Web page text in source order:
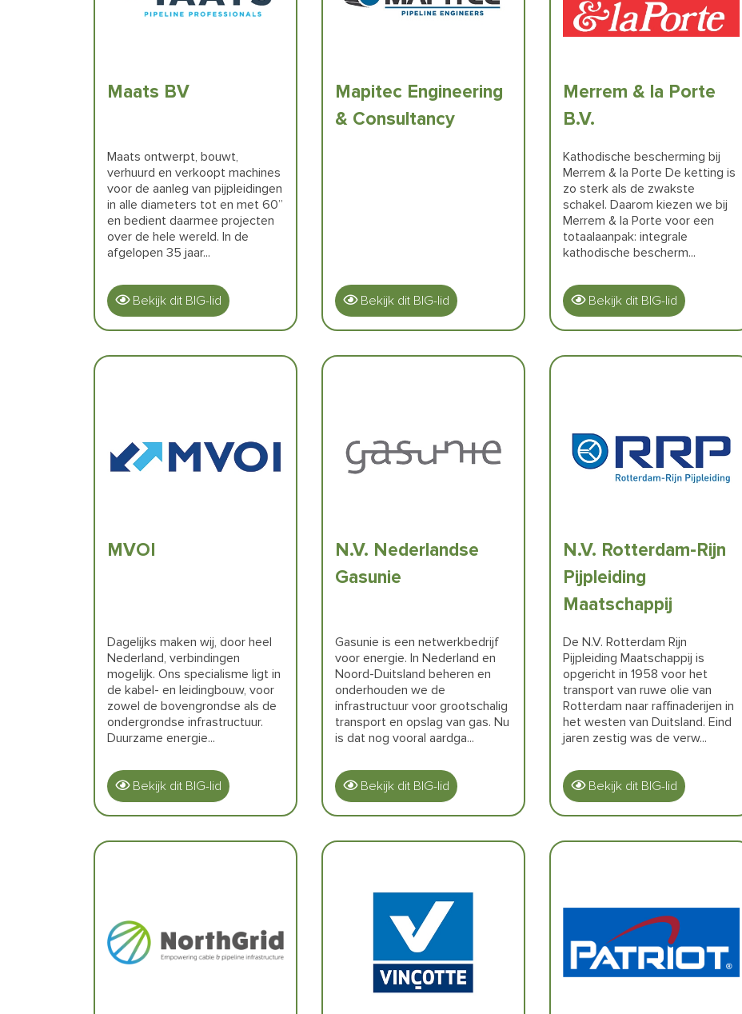
Maats BV
Maats ontwerpt, bouwt,
verhuurd en verkoopt machines
voor de aanleg van pijpleidingen
in alle diameters tot en met 60”
en bedient daarmee projecten
over de hele wereld. In de
afgelopen 35 jaar...
Bekijk dit BIG-lid
Mapitec Engineering
& Consultancy
Bekijk dit BIG-lid
Merrem & la Porte
B.V.
Kathodische bescherming bij
Merrem & la Porte De ketting is
zo sterk als de zwakste
schakel. Daarom kiezen we bij
Merrem & la Porte voor een
totaalaanpak: integrale
kathodische bescherm...
Bekijk dit BIG-lid
MVOI
Dagelijks maken wij, door heel
Nederland, verbindingen
mogelijk. Ons specialisme ligt in
de kabel- en leidingbouw, voor
zowel de bovengrondse als de
ondergrondse infrastructuur.
Duurzame energie...
Bekijk dit BIG-lid
N.V. Nederlandse
Gasunie
Gasunie is een netwerkbedrijf
voor energie. In Nederland en
Noord-Duitsland beheren en
onderhouden we de
infrastructuur voor grootschalig
transport en opslag van gas. Nu
is dat nog vooral aardga...
Bekijk dit BIG-lid
N.V. Rotterdam-Rijn
Pijpleiding
Maatschappij
De N.V. Rotterdam Rijn
Pijpleiding Maatschappij is
opgericht in 1958 voor het
transport van ruwe olie van
Rotterdam naar raffinaderijen in
het westen van Duitsland. Eind
jaren zestig was de verw...
Bekijk dit BIG-lid